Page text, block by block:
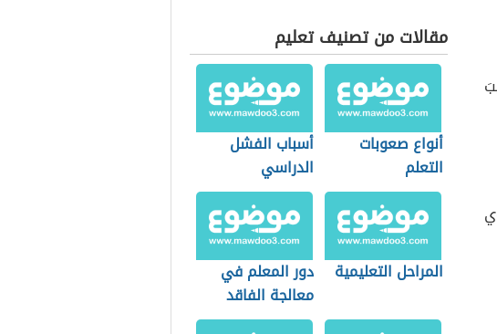
مقالات من تصنيف تعليم
أنواع صعوبات
التعلم
أسباب الفشل
الدراسي
المراحل التعليمية
دور المعلم في
معالجة الفاقد
التعليمي